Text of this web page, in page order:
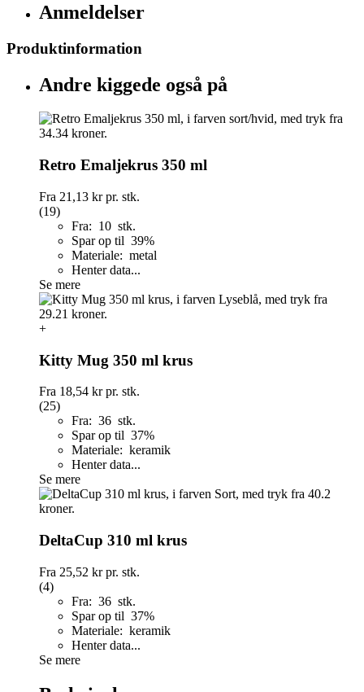
Anmeldelser
Produktinformation
Andre kiggede også på
Retro Emaljekrus 350 ml
Fra 21,13 krpr. stk.
(19)
Fra: 10 stk.
Spar op til 39%
Materiale: metal
Henter data...
Se mere
+
Kitty Mug 350 ml krus
Fra 18,54 krpr. stk.
(25)
Fra: 36 stk.
Spar op til 37%
Materiale: keramik
Henter data...
Se mere
DeltaCup 310 ml krus
Fra 25,52 krpr. stk.
(4)
Fra: 36 stk.
Spar op til 37%
Materiale: keramik
Henter data...
Se mere